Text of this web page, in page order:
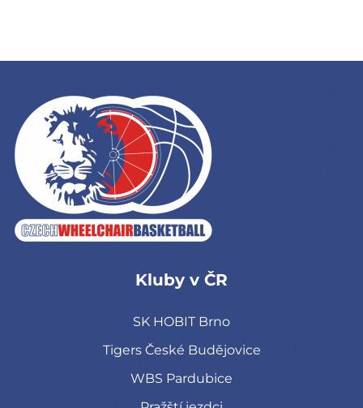
Kluby v ČR
SK HOBIT Brno
Tigers České Budějovice
WBS Pardubice